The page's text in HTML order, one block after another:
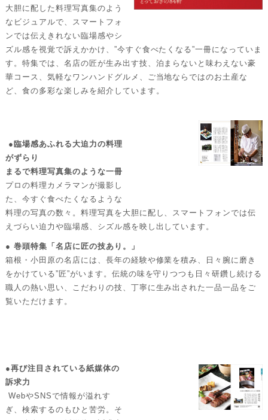
大胆に配した料理写真集のよう
なビジュアルで、スマートフォ
ンでは伝えきれない臨場感やシ
ズル感を視覚で訴えかかけ、”今すぐ食べたくなる”一冊になっていま
す。特集では、名店の匠が生み出す技、泊まらないと味わえない豪
華コース、気軽なワンハンドグルメ、ご当地ならではのお土産な
ど、食の多彩な楽しみを紹介しています。
●臨場感あふれる大迫力の料理
がずらり
まるで料理写真集のような一冊
プロの料理カメラマンが撮影し
た、今すぐ食べたくなるような
料理の写真の数々。料理写真を大胆に配し、スマートフォンでは伝
えづらい迫力や臨場感、シズル感を映し出しています。
● 巻頭特集「名店に匠の技あり。」
箱根・小田原の名店には、長年の経験や修業を積み、日々腕に磨き
をかけている”匠”がいます。伝統の味を守りつつも日々研鑽し続ける
職人の熱い思い、こだわりの技、丁寧に生み出された一品一品をご
覧いただけます。
●再び注目されている紙媒体の
訴求力
WebやSNSで情報が溢れす
ぎ、検索するのもひと苦労。そ